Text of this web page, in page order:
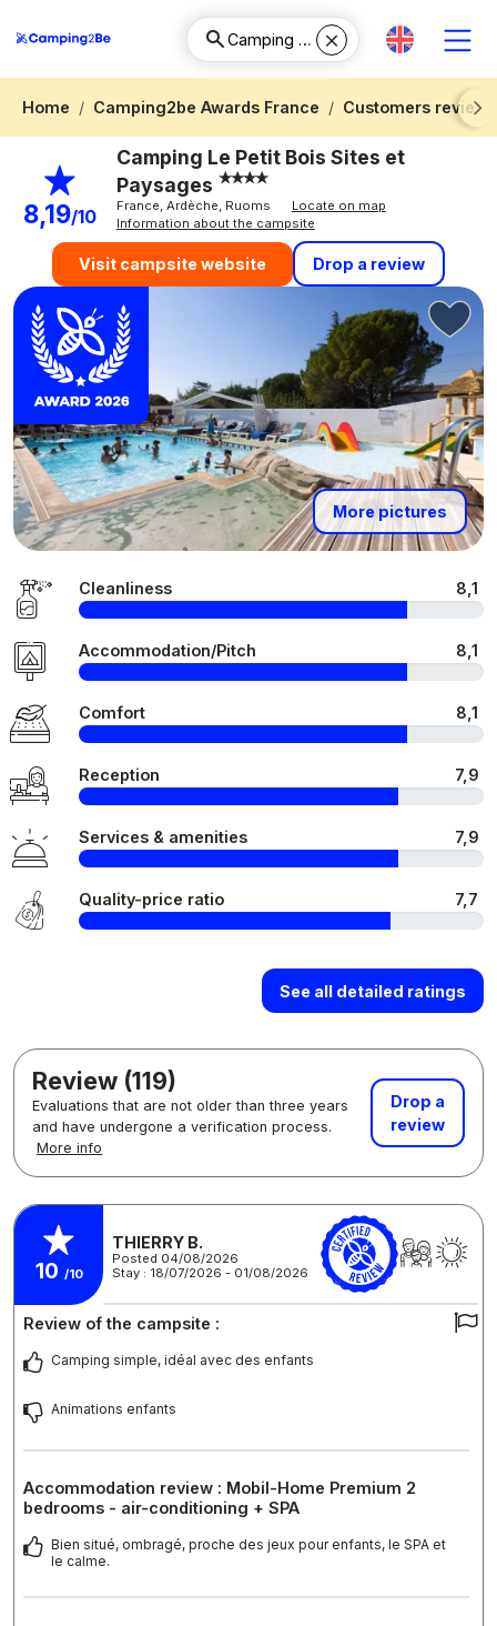
Home Camping2be Awards France
Customers
Next
8,19/10
Camping Le Petit Bois Sites et
Paysages
France, Ardèche, Ruoms
Locate on map
Information about the campsite
Visit campsite website Drop a review
More pictures
Cleanliness 8,1
Accommodation/Pitch 8,1
Comfort 8,1
Reception 7,9
Services & amenities 7,9
Quality-price ratio 7,7
See all detailed ratings
Review (119)
Evaluations that are not older than three years
and have undergone a verification process.
More info
Drop a
review
10 /10
THIERRY B.
Posted 04/08/2026
Stay : 18/07/2026 - 01/08/2026
Review of the campsite :
Camping simple, idéal avec des enfants
Animations enfants
Accommodation review : Mobil-Home Premium 2
bedrooms - air-conditioning + SPA
Bien situé, ombragé, proche des jeux pour enfants, le SPA et
le calme.